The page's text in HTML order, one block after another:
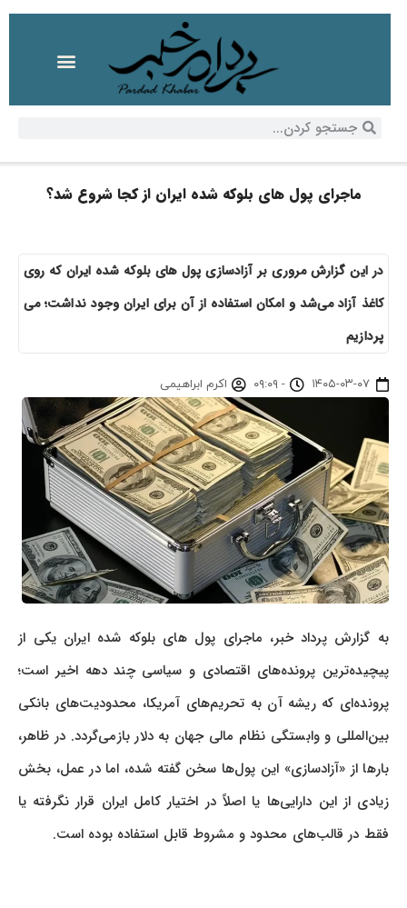
ماجرای پول‌ های بلوکه شده ایران از کجا شروع شد؟
در این گزارش مروری بر آزادسازی پول‌ های بلوکه شده ایران که روی
کاغذ آزاد می‌شد و امکان استفاده از آن برای ایران وجود نداشت؛ می
پردازیم
۱۴۰۵-۰۳-۰۷ - ۰۹:۰۹ اکرم ابراهیمی
به گزارش پرداد خبر، ماجرای پول‌ های بلوکه شده ایران یکی از
پیچیده‌ترین پرونده‌های اقتصادی و سیاسی چند دهه اخیر است؛
پرونده‌ای که ریشه آن به تحریم‌های آمریکا، محدودیت‌های بانکی
بین‌المللی و وابستگی نظام مالی جهان به دلار بازمی‌گردد. در ظاهر،
بارها از «آزادسازی» این پول‌ها سخن گفته شده، اما در عمل، بخش
زیادی از این دارایی‌ها یا اصلاً در اختیار کامل ایران قرار نگرفته یا
فقط در قالب‌های محدود و مشروط قابل استفاده بوده است.